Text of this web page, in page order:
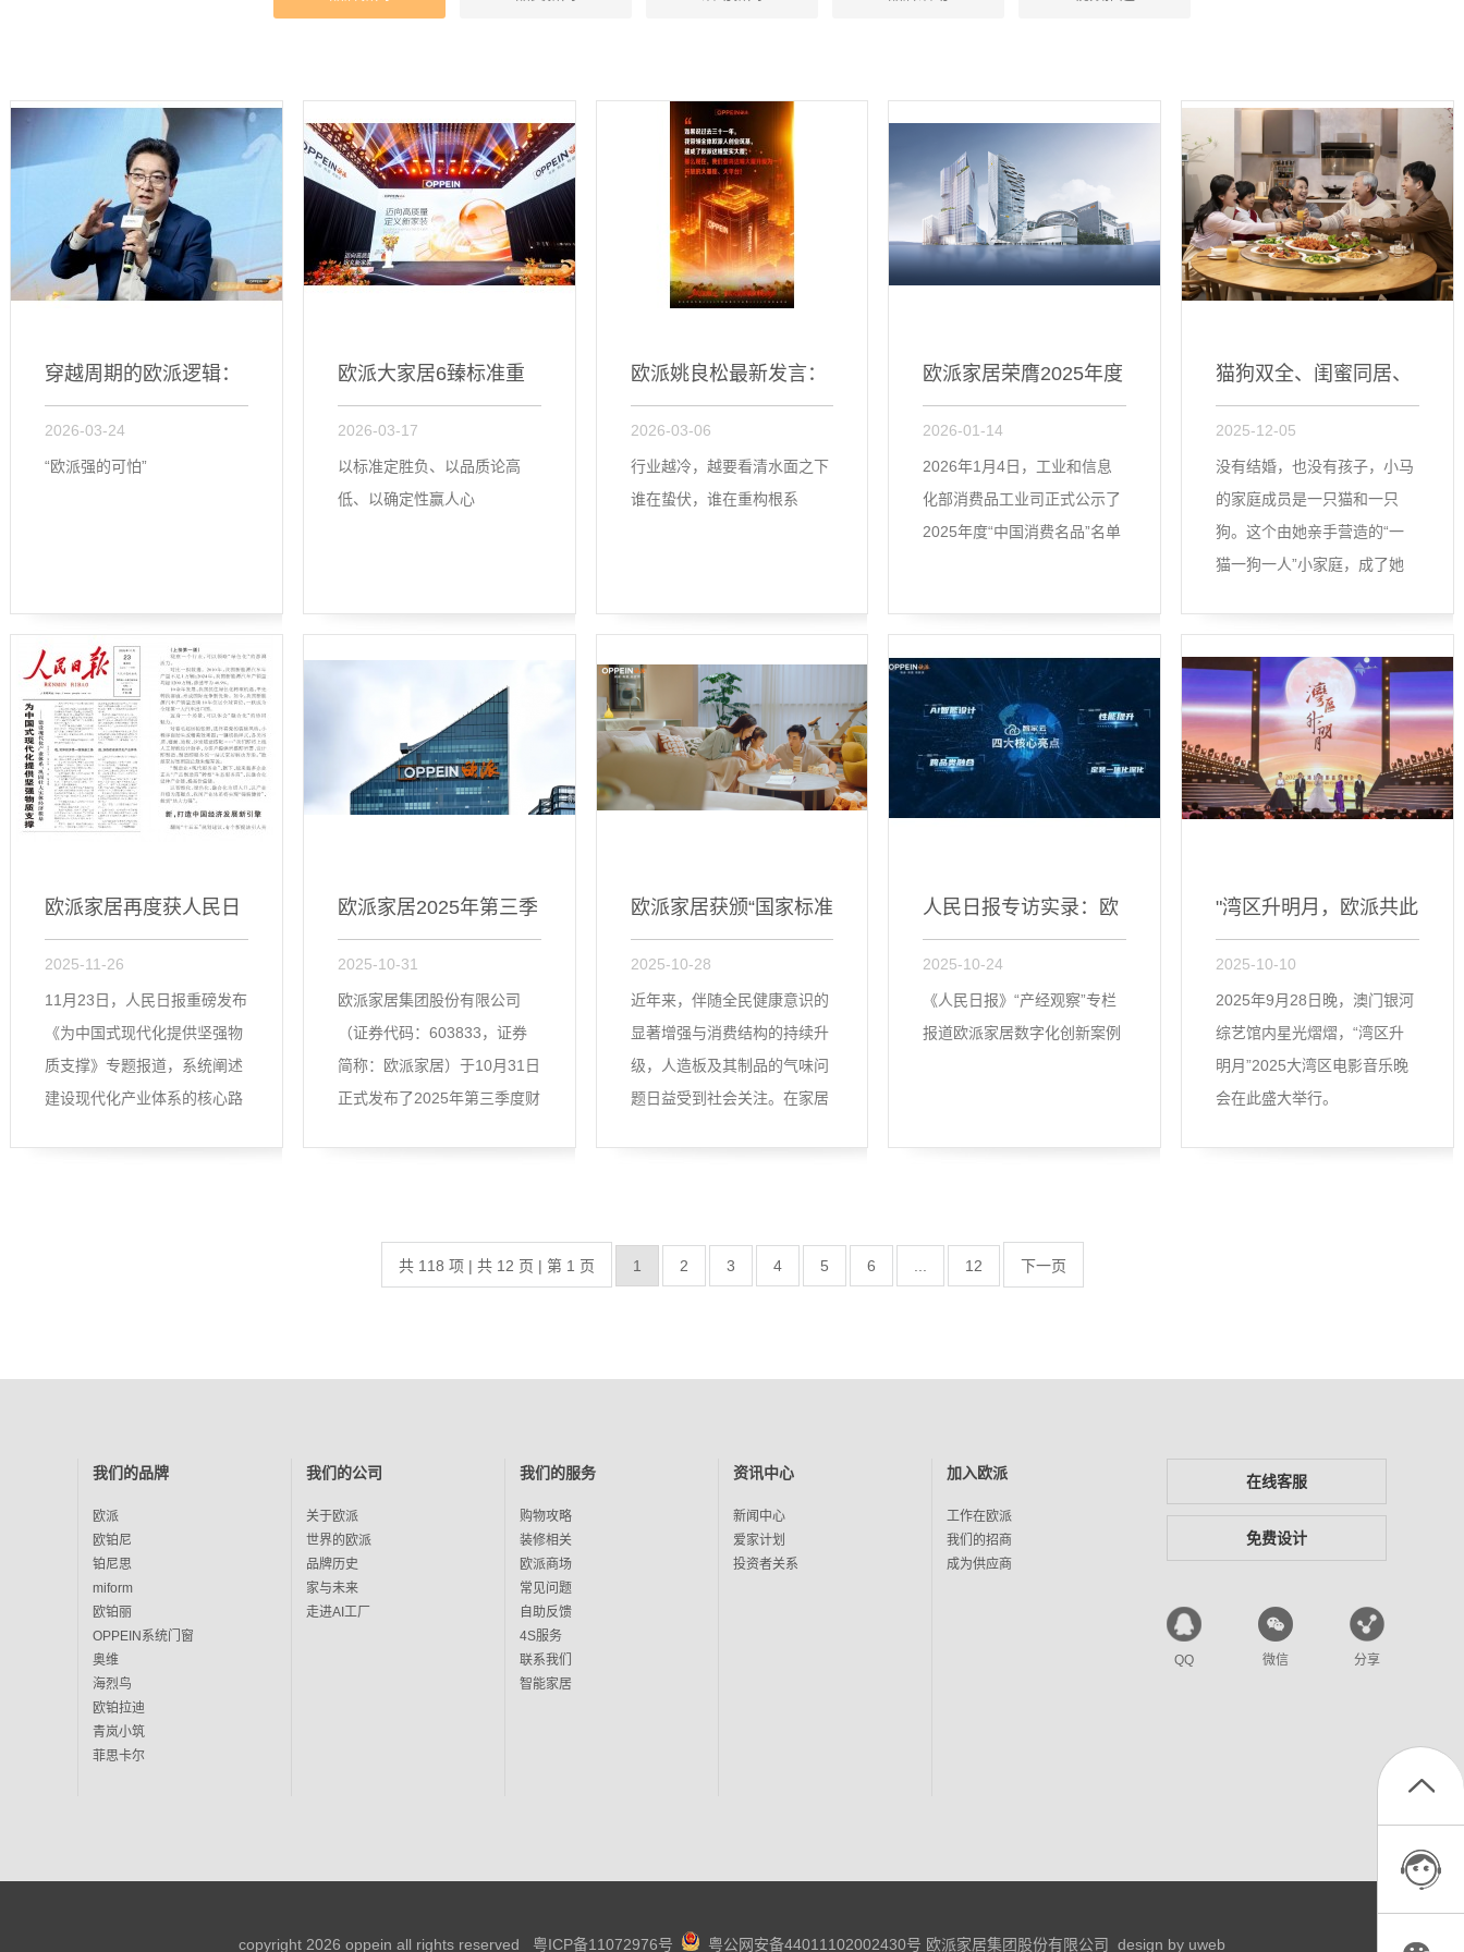
穿越周期的欧派逻辑：
用长期主...
2026-03-24
“欧派强的可怕”
欧派大家居6臻标准重
磅发布，...
2026-03-17
以标准定胜负、以品质论高
低、以确定性赢人心
欧派姚良松最新发言：
在欧派大...
2026-03-06
行业越冷，越要看清水面之下
谁在蛰伏，谁在重构根系
欧派家居荣膺2025年度
“中国消...
2026-01-14
2026年1月4日，工业和信息
化部消费品工业司正式公示了
2025年度“中国消费名品”名单
猫狗双全、闺蜜同居、
单亲带娃...
2025-12-05
没有结婚，也没有孩子，小马
的家庭成员是一只猫和一只
狗。这个由她亲手营造的“一
猫一狗一人”小家庭，成了她
欧派家居再度获人民日
报点赞！
2025-11-26
11月23日，人民日报重磅发布
《为中国式现代化提供坚强物
质支撑》专题报道，系统阐述
建设现代化产业体系的核心路
欧派家居2025年第三季
度营收近...
2025-10-31
欧派家居集团股份有限公司
（证券代码：603833，证券
简称：欧派家居）于10月31日
正式发布了2025年第三季度财
欧派家居获颁“国家标准
起草单...
2025-10-28
近年来，伴随全民健康意识的
显著增强与消费结构的持续升
级，人造板及其制品的气味问
题日益受到社会关注。在家居
人民日报专访实录：欧
派家居—...
2025-10-24
《人民日报》“产经观察”专栏
报道欧派家居数字化创新案例
"湾区升明月，欧派共此
时...
2025-10-10
2025年9月28日晚，澳门银河
综艺馆内星光熠熠，“湾区升
明月”2025大湾区电影音乐晚
会在此盛大举行。
共 118 项 | 共 12 页 | 第 1 页 1 2 3 4 5 6 12 下一页
我们的品牌
欧派
欧铂尼
铂尼思
miform
欧铂丽
OPPEIN系统门窗
奥维
海烈鸟
欧铂拉迪
青岚小筑
菲思卡尔
我们的公司
关于欧派
世界的欧派
品牌历史
家与未来
走进AI工厂
我们的服务
购物攻略
装修相关
欧派商场
常见问题
自助反馈
4S服务
联系我们
智能家居
资讯中心
新闻中心
爱家计划
投资者关系
加入欧派
工作在欧派
我们的招商
成为供应商
在线客服
免费设计
QQ 微信 分享
copyright 2026 oppein all rights reserved 粤ICP备11072976号 粤公网安备44011102002430号 欧派家居集团股份有限公司 design by uweb